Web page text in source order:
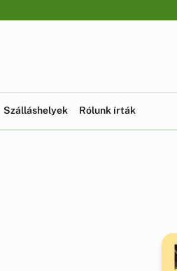
Szálláshelyek Rólunk írták